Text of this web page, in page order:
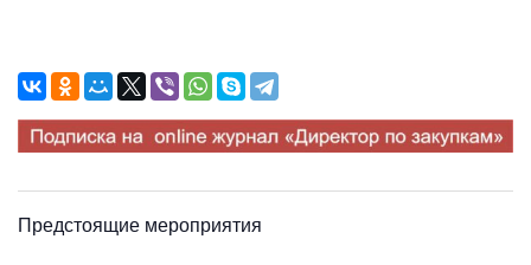
Предстоящие мероприятия